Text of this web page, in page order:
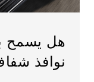
هل يسمح
نوافذ